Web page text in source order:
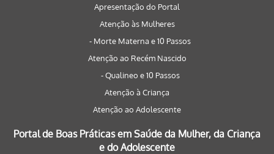
Apresentação do Portal
Atenção às Mulheres
- Morte Materna e 10 Passos
Atenção ao Recém Nascido
- Qualineo e 10 Passos
Atenção à Criança
Atenção ao Adolescente
Portal de Boas Práticas em Saúde da Mulher, da Criança
e do Adolescente